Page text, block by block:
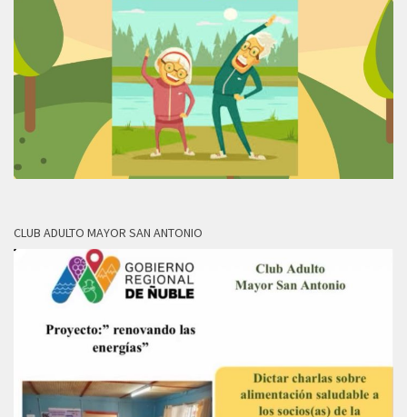
CLUB ADULTO MAYOR SAN ANTONIO